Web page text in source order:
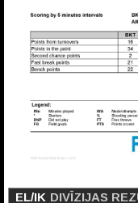
EL/IK DIVĪZIJAS